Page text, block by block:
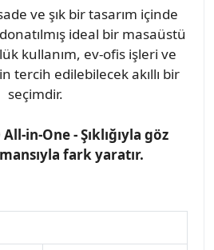
ve şık bir tasarım içinde
ideal bir masaüstü
kullanım, ev-ofis işleri ve
tercih edilebilecek akıllı bir
seçimdir.
All-in-One - Şıklığıyla göz
fark yaratır.